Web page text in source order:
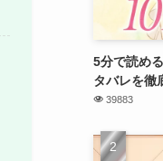
5分で読め
タバレを徹
39883